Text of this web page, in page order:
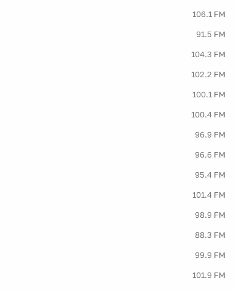
106.1 FM
91.5 FM
104.3 FM
102.2 FM
100.1 FM
100.4 FM
96.9 FM
96.6 FM
95.4 FM
101.4 FM
98.9 FM
88.3 FM
99.9 FM
101.9 FM